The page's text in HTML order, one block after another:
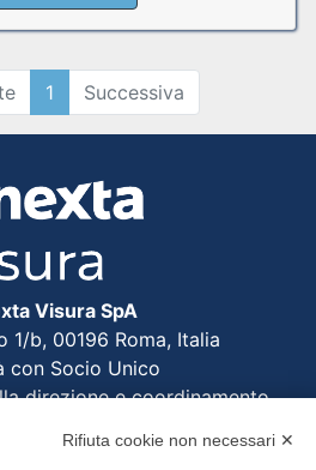
1 Successiva
Visura SpA
1/b, 00196 Roma, Italia
con Socio Unico
direzione e coordinamento
REA n. 877679
Rifiuta cookie non necessari ✕